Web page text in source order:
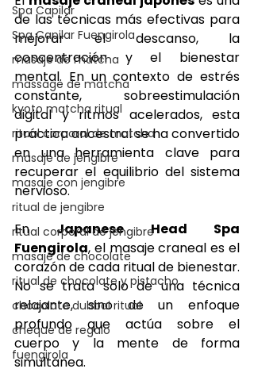
Spa Capilar
Spa Capilar Fuengirola
masaje de matcha
massage de matcha
kyoto matcha ritual
ritual corporal de matcha
masaje de jengibre
masaje con jengibre
ritual de jengibre
ritual corporal de jengibre
masaje de chocolate
ritual de chocolate y pistacho
chocolate dubbai ritual
cheque de regalo
fuengirola
de las técnicas más efectivas para
mejorar el descanso, la
concentración y el bienestar
mental. En un contexto de estrés
constante, sobreestimulación
digital y ritmos acelerados, esta
práctica ancestral se ha convertido
en una herramienta clave para
recuperar el equilibrio del sistema
nervioso.
En Japanese Head Spa
Fuengirola, el masaje craneal es el
corazón de cada ritual de bienestar.
No se trata solo de una técnica
relajante, sino de un enfoque
profundo que actúa sobre el
cuerpo y la mente de forma
simultánea.